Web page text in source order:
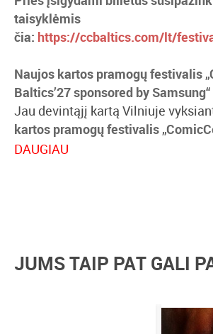
taisyklėmis
čia: https://ccbaltics.com/lt/
Naujos kartos pramogų festivalis
Baltics’27 sponsored by
Jau devintąjį kartą Vilniuje
kartos pramogų festivalis
sponsored by Samsung“
kompiuterinių žaidimų aktoriai.
– Naujos, dar nematytos erdvės
DAUGIAU
JUMS TAIP PAT GALI